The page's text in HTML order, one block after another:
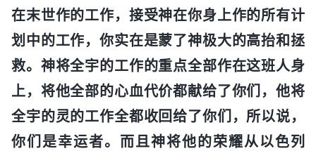
在末世作的工作，接受神在你身上作的所有计
划中的工作，你实在是蒙了神极大的高抬和拯
救。神将全宇的工作的重点全部作在这班人身
上，将他全部的心血代价都献给了你们，他将
全宇的灵的工作全都收回给了你们，所以说，
你们是幸运者。而且神将他的荣耀从以色列